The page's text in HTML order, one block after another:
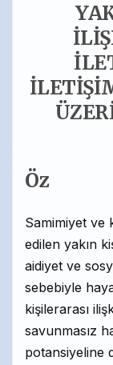
Öz
Samimiyet ve
edilen yakın
aidiyet ve
sebebiyle
kişilerarası
savunmasız
potansiyeline